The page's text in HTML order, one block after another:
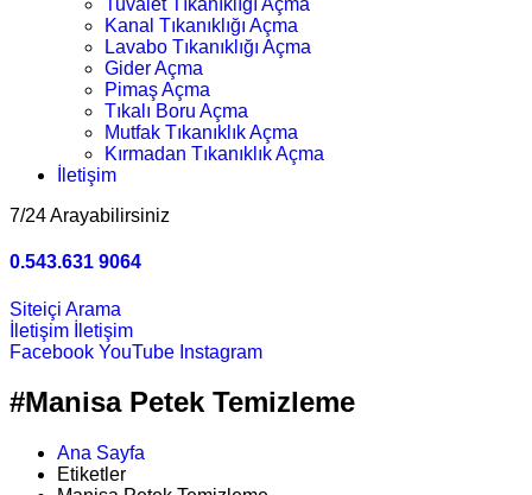
Tuvalet Tıkanıklığı Açma
Kanal Tıkanıklığı Açma
Lavabo Tıkanıklığı Açma
Gider Açma
Pimaş Açma
Tıkalı Boru Açma
Mutfak Tıkanıklık Açma
Kırmadan Tıkanıklık Açma
İletişim
7/24 Arayabilirsiniz
0.543.631 9064
Siteiçi Arama
İletişim
İletişim
Facebook YouTube Instagram
#Manisa Petek Temizleme
Ana Sayfa
Etiketler